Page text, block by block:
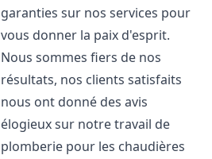
garanties sur nos services pour
vous donner la paix d'esprit.
Nous sommes fiers de nos
résultats, nos clients satisfaits
nous ont donné des avis
élogieux sur notre travail de
plomberie pour les chaudières